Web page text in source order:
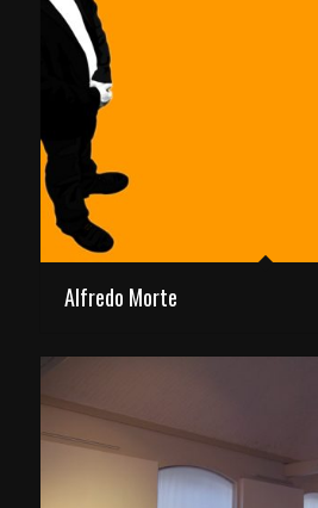
Alfredo Morte